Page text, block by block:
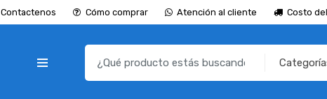
Contactenos Cómo comprar Atención al cliente Costo